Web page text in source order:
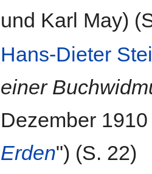
und Karl May)
Hans-Dieter
einer
Dezember
Erden") (S. 22)